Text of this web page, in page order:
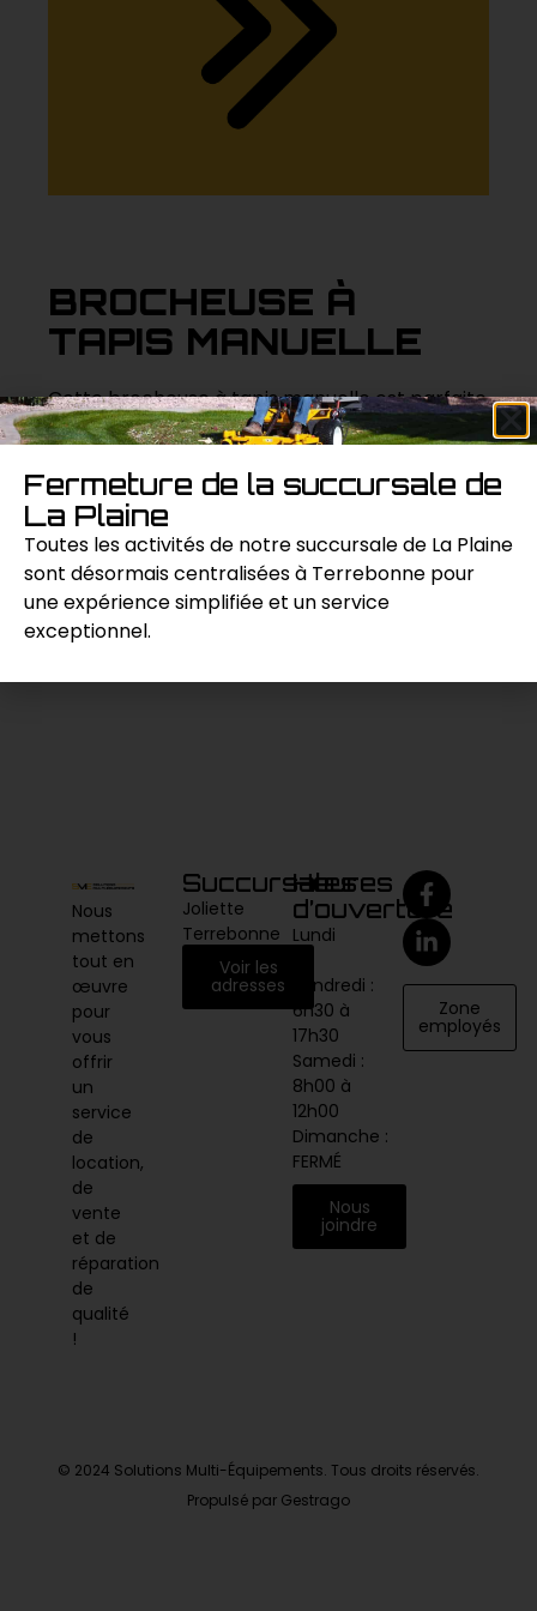
BROCHEUSE À
TAPIS MANUELLE
Cette brocheuse à tapis manuelle est parfaite
pour fixer les tapis et les revêtements de sol
utiliser, elle assure une installation précise et
sécurisée.
Demande de prix
Nous
mettons
tout en
œuvre
pour
vous
offrir
un
service
de
location,
de
vente
et de
réparation
de
qualité
!
Succursales
Joliette
Terrebonne
Voir les
adresses
Heures
d’ouverture
Lundi
vendredi :
6h30 à
17h30
Samedi :
8h00 à
12h00
Dimanche :
FERMÉ
Nous
joindre
Zone
employés
© 2024 Solutions Multi-Équipements. Tous droits réservés.
Propulsé par Gestrago
Fermeture de la succursale de
La Plaine
Toutes les activités de notre succursale de La Plaine
sont désormais centralisées à Terrebonne pour
une expérience simplifiée et un service
exceptionnel.